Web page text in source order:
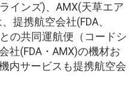
インズ)、AMX(天草エア
提携航空会社(FDA、
の共同運航便（コードシ
社(FDA・AMX)の機材お
内サービスも提携航空会